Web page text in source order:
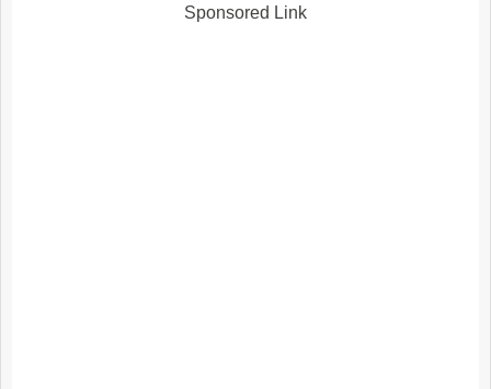
Sponsored Link